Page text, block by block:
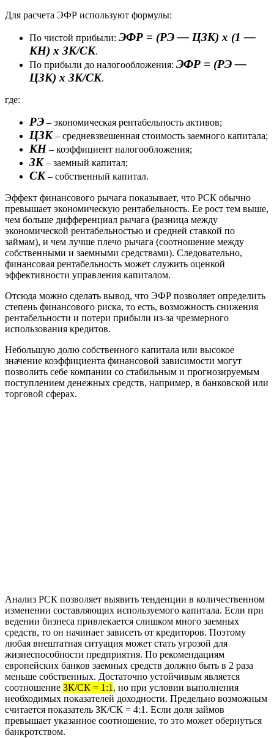
Для расчета ЭФР используют формулы:
По чистой прибыли: ЭФР = (РЭ — ЦЗК) х (1 —
КН) х ЗК/СК.
По прибыли до налогообложения: ЭФР = (РЭ —
ЦЗК) х ЗК/СК.
где:
РЭ – экономическая рентабельность активов;
ЦЗК – средневзвешенная стоимость заемного капитала;
КН – коэффициент налогообложения;
ЗК – заемный капитал;
СК – собственный капитал.
Эффект финансового рычага показывает, что РСК обычно
превышает экономическую рентабельность. Ее рост тем выше,
чем больше дифференциал рычага (разница между
экономической рентабельностью и средней ставкой по
займам), и чем лучше плечо рычага (соотношение между
собственными и заемными средствами). Следовательно,
финансовая рентабельность может служить оценкой
эффективности управления капиталом.
Отсюда можно сделать вывод, что ЭФР позволяет определить
степень финансового риска, то есть, возможность снижения
рентабельности и потери прибыли из-за чрезмерного
использования кредитов.
Небольшую долю собственного капитала или высокое
значение коэффициента финансовой зависимости могут
позволить себе компании со стабильным и прогнозируемым
поступлением денежных средств, например, в банковской или
торговой сферах.
Анализ РСК позволяет выявить тенденции в количественном
изменении составляющих используемого капитала. Если при
ведении бизнеса привлекается слишком много заемных
средств, то он начинает зависеть от кредиторов. Поэтому
любая внештатная ситуация может стать угрозой для
жизнеспособности предприятия. По рекомендациям
европейских банков заемных средств должно быть в 2 раза
меньше собственных. Достаточно устойчивым является
соотношение ЗК/СК = 1:1 , но при условии выполнения
необходимых показателей доходности. Предельно возможным
считается показатель ЗК/СК = 4:1. Если доля займов
превышает указанное соотношение, то это может обернуться
банкротством.